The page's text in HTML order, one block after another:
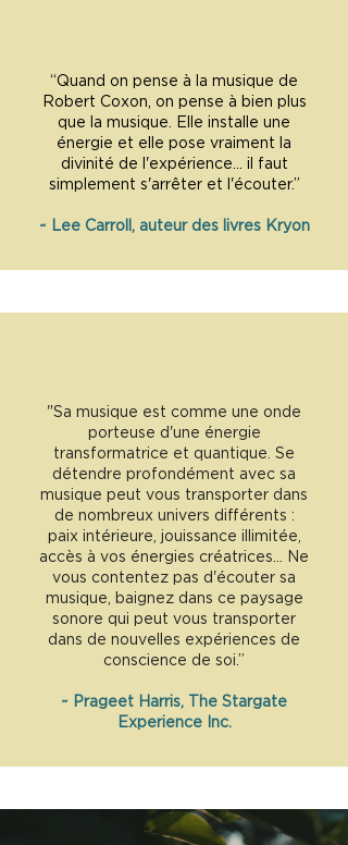
“Quand on pense à la musique de
Robert Coxon, on pense à bien plus
que la musique. Elle installe une
énergie et elle pose vraiment la
divinité de l'expérience... il faut
simplement s'arrêter et l'écouter.”
~ Lee Carroll, auteur des livres Kryon
"Sa musique est comme une onde
porteuse d'une énergie
transformatrice et quantique. Se
détendre profondément avec sa
musique peut vous transporter dans
de nombreux univers différents :
paix intérieure, jouissance illimitée,
accès à vos énergies créatrices... Ne
vous contentez pas d'écouter sa
musique, baignez dans ce paysage
sonore qui peut vous transporter
dans de nouvelles expériences de
conscience de soi.”
~ Prageet Harris, The Stargate
Experience Inc.